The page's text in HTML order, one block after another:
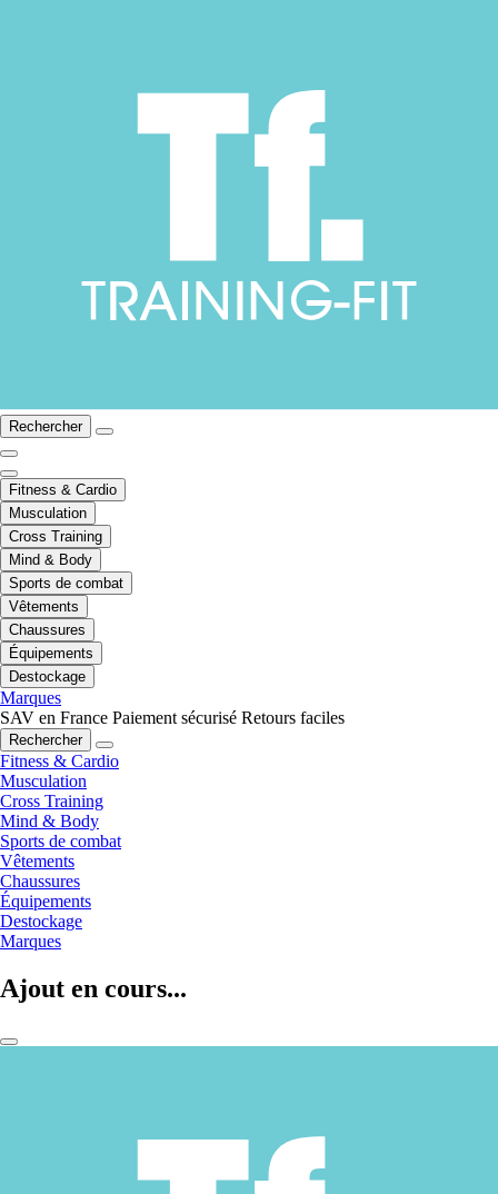
Rechercher
Fitness & Cardio
Musculation
Cross Training
Mind & Body
Sports de combat
Vêtements
Chaussures
Équipements
Destockage
Marques
SAV en France Paiement sécurisé Retours faciles
Rechercher
Fitness & Cardio
Musculation
Cross Training
Mind & Body
Sports de combat
Vêtements
Chaussures
Équipements
Destockage
Marques
Ajout en cours...